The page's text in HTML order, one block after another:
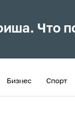
Что
Бизнес Спорт